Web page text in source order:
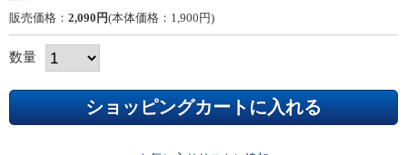
販売価格： 2,090円(本体価格：1,900円)
数量